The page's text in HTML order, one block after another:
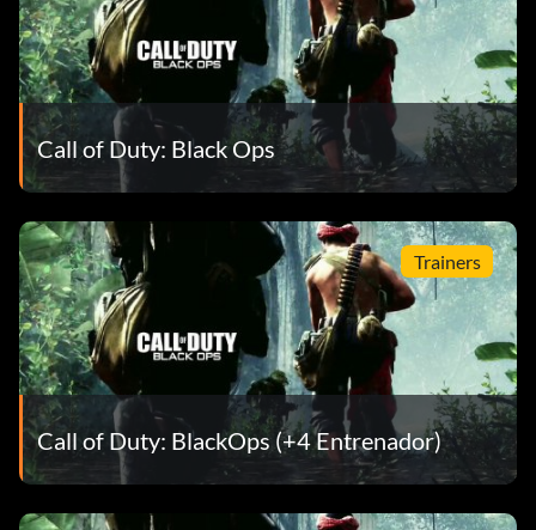
Call of Duty: Black Ops
Trainers
Call of Duty: BlackOps (+4 Entrenador)